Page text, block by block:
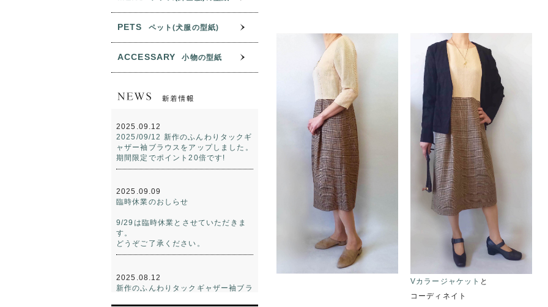
PETS ペット(犬服の型紙)
ACCESSARY 小物の型紙
2025.09.12
2025/09/12 新作のふんわりタックギ
ャザー袖ブラウスをアップしました。
期間限定でポイント20倍です!
2025.09.09
臨時休業のおしらせ
9/29は臨時休業とさせていただきま
す。
どうぞご了承ください。
2025.08.12
新作のふんわりタックギャザー袖ブラ
Vカラージャケット と
コーディネイト